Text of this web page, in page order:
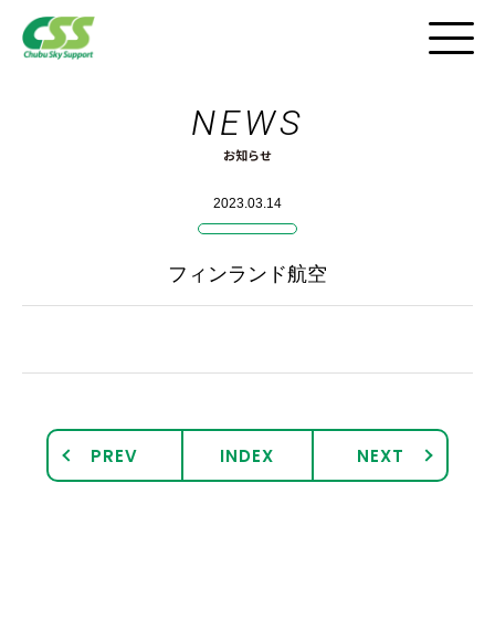
採用HOME
仕事と風景
動画紹介
NEWS
お知らせ
2023.03.14
フィンランド航空
PREV INDEX NEXT